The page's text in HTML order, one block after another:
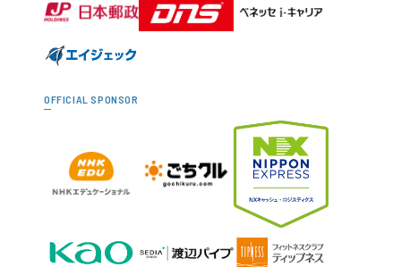
OFFICIAL SPONSOR